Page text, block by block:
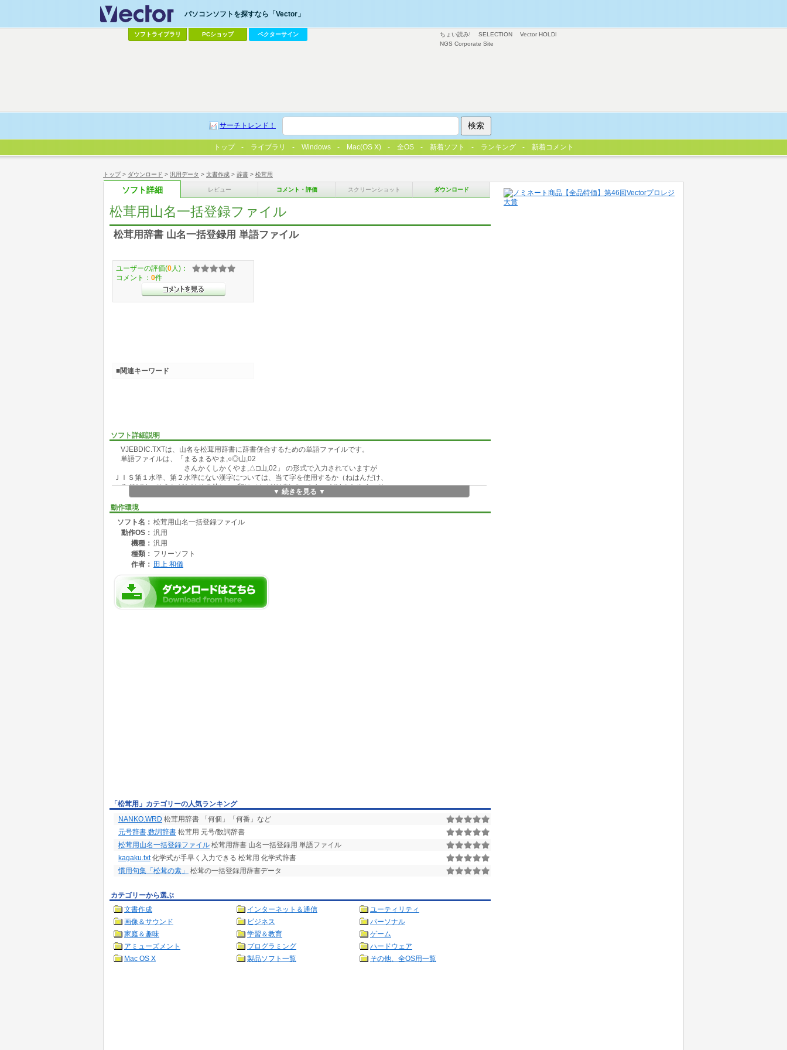
トップ> ダウンロード > 汎用データ > 文書作成 > 辞書 > 松茸用
ソフト詳細 レビュー コメント・評価 スクリーンショット ダウンロード
松茸用山名一括登録ファイル
松茸用辞書 山名一括登録用 単語ファイル
ソフト詳細説明
VJEBDIC.TXTは、山名を松茸用辞書に辞書併合するための単語ファイルです。
単語ファイルは、「まるまるやま,○◎山,02
さんかくしかくやま,△□山,02」 の形式で入力されていますが
ＪＩＳ第１水準、第２水準にない漢字については、当て字を使用するか（ねはんだけ、
つるぎだけ、ひうちがたけその他）、■印に（かがりばやま、かしべだけぶなやま、ひ
しゃごだけなど）なっています。
▼ 続きを見る ▼
動作環境
ソフト名： 松茸用山名一括登録ファイル
動作OS： 汎用
機種： 汎用
種類： フリーソフト
作者： 田上 和儀
ユーザーの評価(0 人)：
コメント： 0件
■関連キーワード
「松茸用」カテゴリーの人気ランキング
NANKO.WRD 松茸用辞書 「何個」「何番」など
元号辞書,数詞辞書 松茸用 元号/数詞辞書
松茸用山名一括登録ファイル 松茸用辞書 山名一括登録用 単語ファイル
kagaku.txt化学式が手早く入力できる 松茸用 化学式辞書
慣用句集「松茸の素」
松茸の一括登録用辞書データ
カテゴリーから選ぶ
文書作成
インターネット＆通信
ユーティリティ
画像＆サウンド
ビジネス
パーソナル
家庭＆趣味
学習＆教育
ゲーム
アミューズメント
プログラミング
ハードウェア
Mac OS X
製品ソフト一覧 その他、全OS用一覧
ちょい読み! SELECTION
Vector HOLDI
NGS Corporate Site
パソコンソフトを探すなら「Vector」
ソフトライブラリ PCショップ ベクターサイン
サーチトレンド！
トップ ライブラリ Windows Mac(OS X) 全OS 新着ソフト ランキング 新着コメント